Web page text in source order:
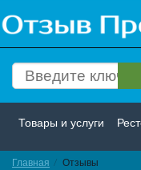
Товары и услуги
Красота и здоровье
Главная Отзывы